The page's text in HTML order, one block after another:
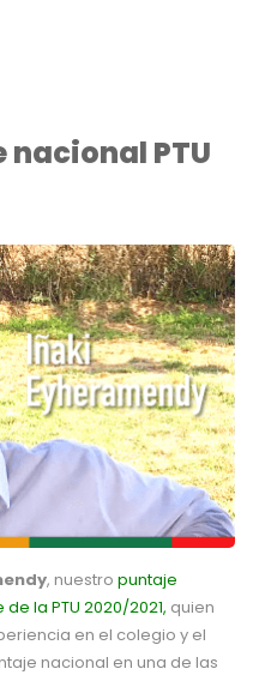
PTU
, nuestro puntaje
la PTU 2020/2021, quien
en el colegio y el
nacional en una de las